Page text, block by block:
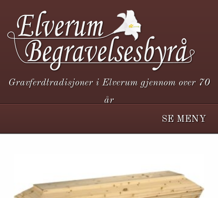
Gravferdtradisjoner i Elverum gjennom over 70
år
SE MENY